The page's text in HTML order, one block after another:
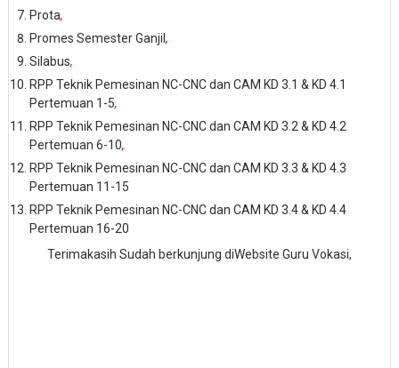
Prota,
Promes Semester Ganjil ,
Silabus,
RPP Teknik Pemesinan NC-CNC dan CAM KD 3.1 & KD 4.1
Pertemuan 1-5,
RPP Teknik Pemesinan NC-CNC dan CAM KD 3.2 & KD 4.2
Pertemuan 6-10,
RPP Teknik Pemesinan NC-CNC dan CAM KD 3.3 & KD 4.3
Pertemuan 11-15
RPP Teknik Pemesinan NC-CNC dan CAM KD 3.4 & KD 4.4
Pertemuan 16-20
Terimakasih Sudah berkunjung diWebsite Guru Vokasi,